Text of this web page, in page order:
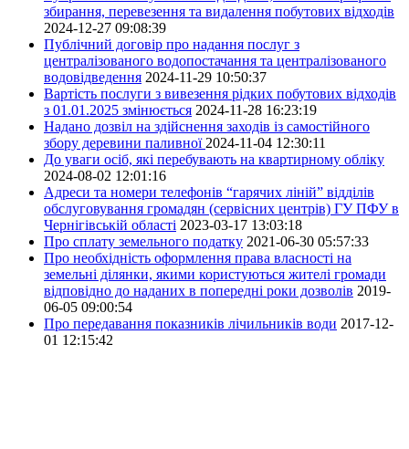
збирання, перевезення та видалення побутових відходів
2024-12-27 09:08:39
Публічний договір про надання послуг з
централізованого водопостачання та централізованого
водовідведення 2024-11-29 10:50:37
Вартість послуги з вивезення рідких побутових відходів
з 01.01.2025 змінюється 2024-11-28 16:23:19
Надано дозвіл на здійснення заходів із самостійного
збору деревини паливної2024-11-04 12:30:11
До уваги осіб, які перебувають на квартирному обліку
2024-08-02 12:01:16
Адреси та номери телефонів “гарячих ліній” відділів
обслуговування громадян (сервісних центрів) ГУ ПФУ в
Чернігівській області 2023-03-17 13:03:18
Про сплату земельного податку 2021-06-30 05:57:33
Про необхідність оформлення права власності на
земельні ділянки, якими користуються жителі громади
відповідно до наданих в попередні роки дозволів 2019-
06-05 09:00:54
Про передавання показників лічильників води 2017-12-
01 12:15:42